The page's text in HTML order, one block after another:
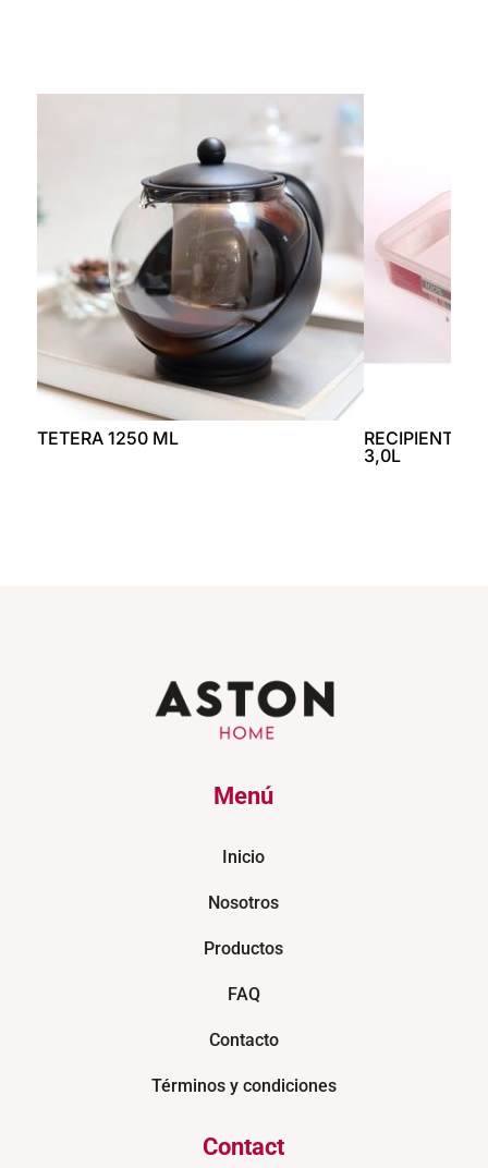
TETERA 1250 ML
RECIPIENTE
3,0L
Menú
Inicio
Nosotros
Productos
FAQ
Contacto
Términos y condiciones
Contact